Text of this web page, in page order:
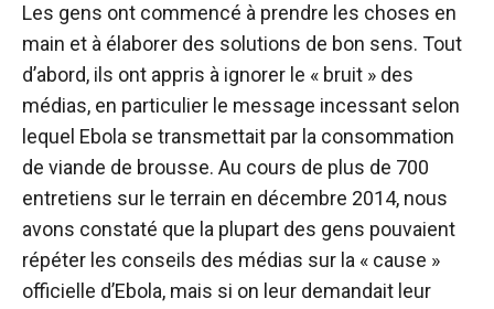
Les gens ont commencé à prendre les choses en
main et à élaborer des solutions de bon sens. Tout
d’abord, ils ont appris à ignorer le « bruit » des
médias, en particulier le message incessant selon
lequel Ebola se transmettait par la consommation
de viande de brousse. Au cours de plus de 700
entretiens sur le terrain en décembre 2014, nous
avons constaté que la plupart des gens pouvaient
répéter les conseils des médias sur la « cause »
officielle d’Ebola, mais si on leur demandait leur